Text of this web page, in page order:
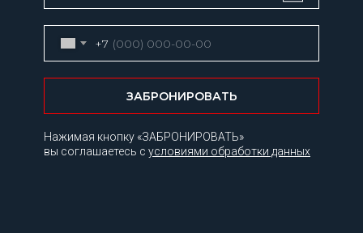
Нажимая кнопку «ЗАБРОНИРОВАТЬ»
вы соглашаетесь с условиями обработки данных
+7
ЗАБРОНИРОВАТЬ